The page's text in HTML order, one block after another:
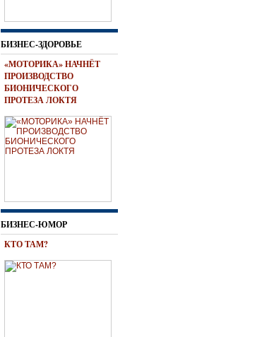
БИЗНЕС-ЗДОРОВЬЕ
«МОТОРИКА» НАЧНЁТ
ПРОИЗВОДСТВО
БИОНИЧЕСКОГО
ПРОТЕЗА ЛОКТЯ
БИЗНЕС-ЮМОР
КТО ТАМ?